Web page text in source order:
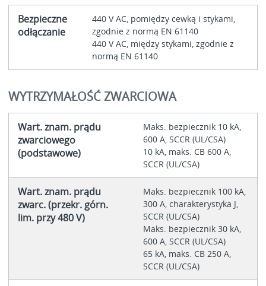
Bezpieczne
odłączanie
440 V AC, pomiędzy cewką i stykami,
zgodnie z normą EN 61140
440 V AC, między stykami, zgodnie z
normą EN 61140
WYTRZYMAŁOŚĆ ZWARCIOWA
Wart. znam. prądu
zwarciowego
(podstawowe)
Maks. bezpiecznik 10 kA,
600 A, SCCR (UL/CSA)
10 kA, maks. CB 600 A,
SCCR (UL/CSA)
Wart. znam. prądu
zwarc. (przekr. górn.
lim. przy 480 V)
Maks. bezpiecznik 100 kA,
300 A, charakterystyka J,
SCCR (UL/CSA)
Maks. bezpiecznik 30 kA,
600 A, SCCR (UL/CSA)
65 kA, maks. CB 250 A,
SCCR (UL/CSA)